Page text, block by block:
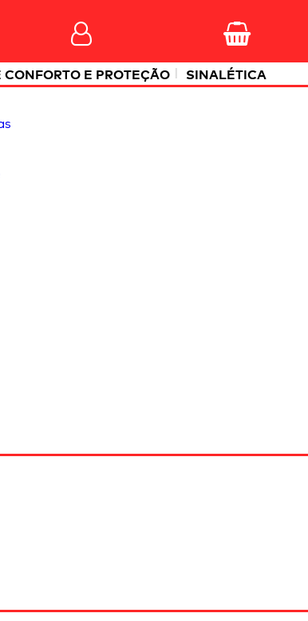
E PROTEÇÃO | SINALÉTICA